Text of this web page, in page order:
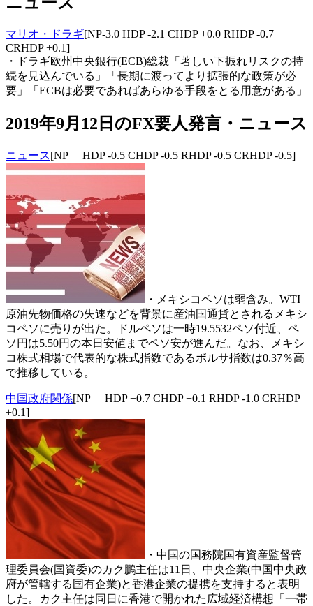
マリオ・ドラギ[NP-3.0 HDP -2.1 CHDP +0.0 RHDP -0.7
CRHDP +0.1]
・ドラギ欧州中央銀行(ECB)総裁「著しい下振れリスクの持
続を見込んでいる」「長期に渡ってより拡張的な政策が必
要」「ECBは必要であればあらゆる手段をとる用意がある」
2019年9月12日のFX要人発言・ニュース
ニュース[NP HDP -0.5 CHDP -0.5 RHDP -0.5 CRHDP -0.5]
・メキシコペソは弱含み。WTI
原油先物価格の失速などを背景に産油国通貨とされるメキシ
コペソに売りが出た。ドルペソは一時19.5532ペソ付近、ペ
ソ円は5.50円の本日安値までペソ安が進んだ。なお、メキシ
コ株式相場で代表的な株式指数であるボルサ指数は0.37％高
で推移している。
中国政府関係[NP HDP +0.7 CHDP +0.1 RHDP -1.0 CRHDP
+0.1]
・中国の国務院国有資産監督管
理委員会(国資委)のカク鵬主任は11日、中央企業(中国中央政
府が管轄する国有企業)と香港企業の提携を支持すると表明
した。カク主任は同日に香港で開かれた広域経済構想「一帯